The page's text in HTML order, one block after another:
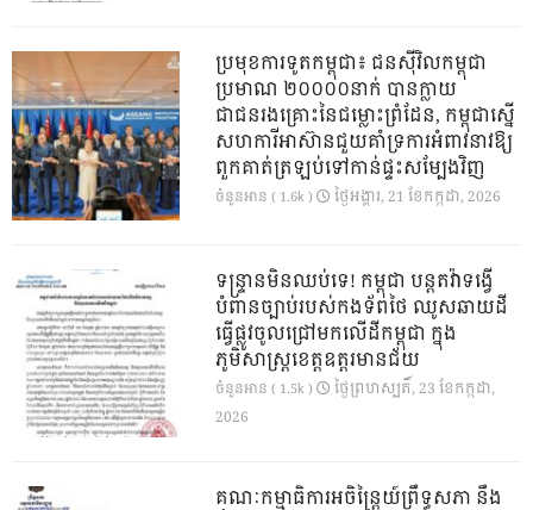
ប្រមុខការទូតកម្ពុជា៖ ជនស៊ីវិលកម្ពុជា
ប្រមាណ ២០០០០នាក់ បានក្លាយ
ជាជនរងគ្រោះនៃជម្លោះព្រំដែន, កម្ពុជាស្នើ
សហការីអាស៊ានជួយគាំទ្រការអំពាវនាវឱ្យ
ពួកគាត់ត្រឡប់ទៅកាន់ផ្ទះសម្បែងវិញ
ចំនួនអាន ( 1.6k ) ថ្ងៃ​អង្គារ, 21 ខែ​កក្កដា, 2026
ទន្ទ្រានមិនឈប់ទេ! កម្ពុជា បន្តតវ៉ាទង្វើ
បំពានច្បាប់របស់កងទ័ពថៃ ឈូសឆាយដី
ធ្វើផ្លូវចូលជ្រៅមកលើដីកម្ពុជា ក្នុង
ភូមិសាស្ត្រខេត្តឧត្តរមានជ័យ
ចំនួនអាន ( 1.5k )
ថ្ងៃ​ព្រហស្បតិ៍, 23 ខែ​កក្កដា,
2026
គណៈកម្មាធិការអចិន្ត្រៃយ៍ព្រឹទ្ធសភា នឹង